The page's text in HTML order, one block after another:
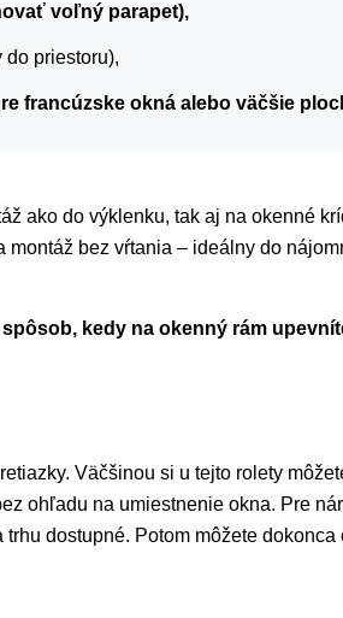
voľný parapet),
priestoru),
francúzske okná alebo väčšie
ako do výklenku, tak aj na okenné
bez vŕtania – ideálny do
kedy na okenný rám
Väčšinou si u tejto rolety
ohľadu na umiestnenie okna. Pre
dostupné. Potom môžete